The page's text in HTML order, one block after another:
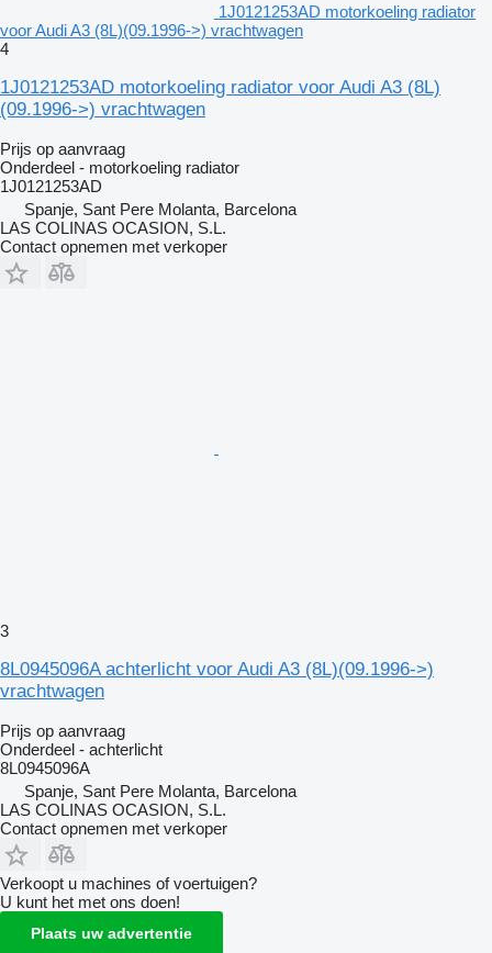
1J0121253AD motorkoeling radiator
voor Audi A3 (8L)(09.1996->) vrachtwagen
4
1J0121253AD motorkoeling radiator voor Audi A3 (8L)
(09.1996->) vrachtwagen
Prijs op aanvraag
Onderdeel - motorkoeling radiator
1J0121253AD
Spanje, Sant Pere Molanta, Barcelona
LAS COLINAS OCASION, S.L.
Contact opnemen met verkoper
3
8L0945096A achterlicht voor Audi A3 (8L)(09.1996->)
vrachtwagen
Prijs op aanvraag
Onderdeel - achterlicht
8L0945096A
Spanje, Sant Pere Molanta, Barcelona
LAS COLINAS OCASION, S.L.
Contact opnemen met verkoper
Verkoopt u machines of voertuigen?
U kunt het met ons doen!
Plaats uw advertentie